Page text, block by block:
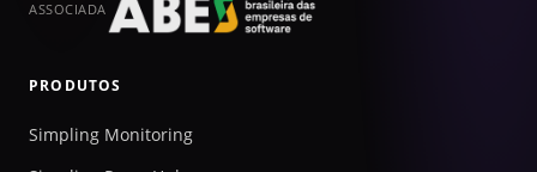
ASSOCIADA
PRODUTOS
Simpling Monitoring